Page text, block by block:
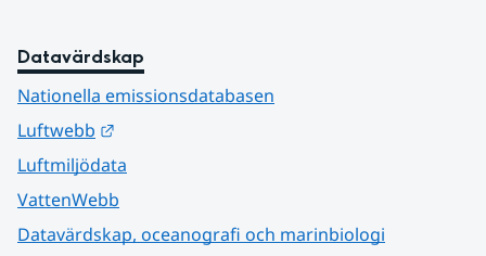
Datavärdskap
Nationella emissionsdatabasen
Luftwebb
Luftmiljödata
VattenWebb
Datavärdskap, oceanografi och marinbiologi